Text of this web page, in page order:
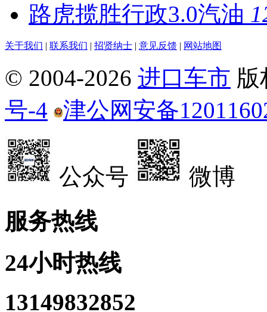
路虎揽胜行政3.0汽油
关于我们 | 联系我们 | 招贤纳士 | 意见反馈 | 网站地图
© 2004-2026 进口车市
号-4
津公网安备
公众号
微博
服务热线
24小时热线
13149832852